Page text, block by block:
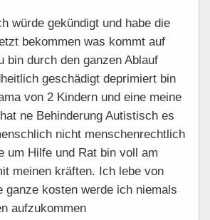
würde gekündigt und habe die
bekommen was kommt auf
bin durch den ganzen Ablauf
geschädigt deprimiert bin
von 2 Kindern und eine meine
ne Behinderung Autistisch es
nicht menschenrechtlich
um Hilfe und Rat bin voll am
meinen kräften. Ich lebe von
ganze kosten werde ich niemals
aufzukommen